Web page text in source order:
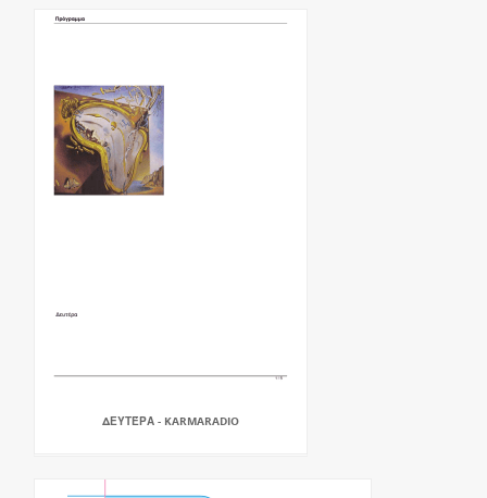
ΔΕΥΤΈΡΑ - KARMARADIO